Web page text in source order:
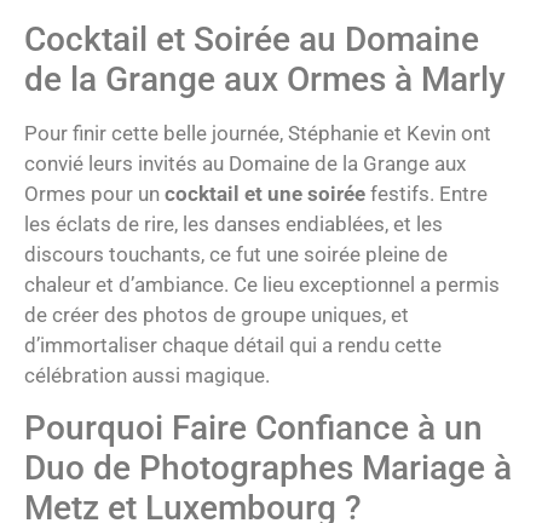
Cocktail et Soirée au Domaine
de la Grange aux Ormes à Marly
Pour finir cette belle journée, Stéphanie et Kevin ont
convié leurs invités au Domaine de la Grange aux
Ormes pour un cocktail et une soirée festifs. Entre
les éclats de rire, les danses endiablées, et les
discours touchants, ce fut une soirée pleine de
chaleur et d’ambiance. Ce lieu exceptionnel a permis
de créer des photos de groupe uniques, et
d’immortaliser chaque détail qui a rendu cette
célébration aussi magique.
Pourquoi Faire Confiance à un
Duo de Photographes Mariage à
Metz et Luxembourg ?